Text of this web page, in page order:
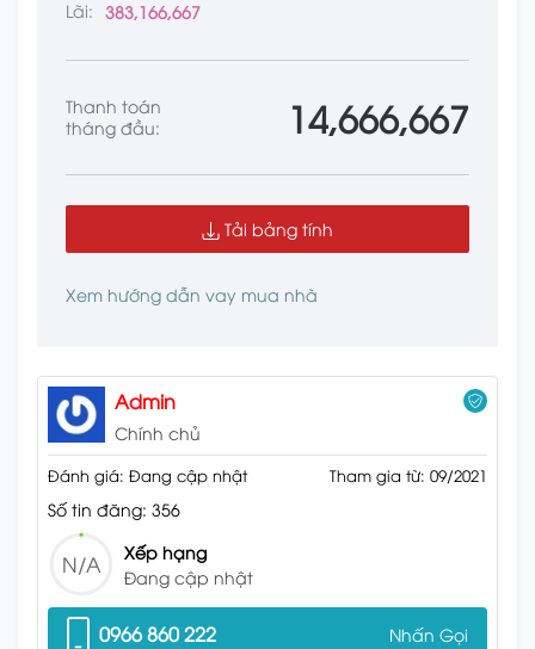
Lãi: 383,166,667
Thanh toán
tháng đầu:
14,666,667
Tải bảng tính
Xem hướng dẫn vay mua nhà
Admin
Chính chủ
Đánh giá: Đang cập nhật Tham gia từ: 09/2021
Số tin đăng: 356
N/A
Xếp hạng
Đang cập nhật
0966 860 222 Nhấn Gọi